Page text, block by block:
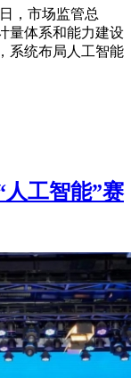
，市场监管总
量体系和能力建设
系统布局人工智能
人工智能”赛